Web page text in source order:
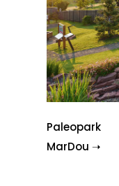
Paleopark
MarDou ➝